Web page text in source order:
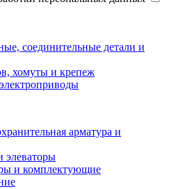
соединительные детали и
хомуты и крепеж
арматура и
элеваторы
и комплектующие